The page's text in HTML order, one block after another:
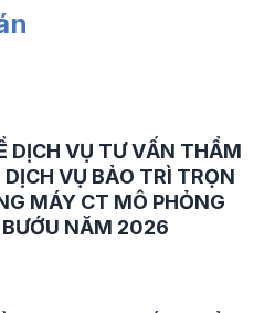
DỊCH VỤ TƯ VẤN THẨM
VỤ BẢO TRÌ TRỌN
MÁY CT MÔ PHỎNG
NĂM 2026